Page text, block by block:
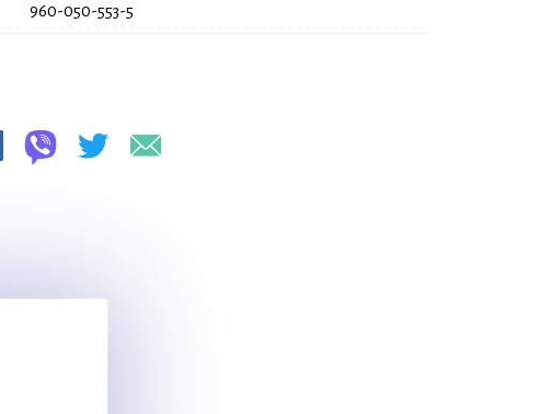
960-050-553-5